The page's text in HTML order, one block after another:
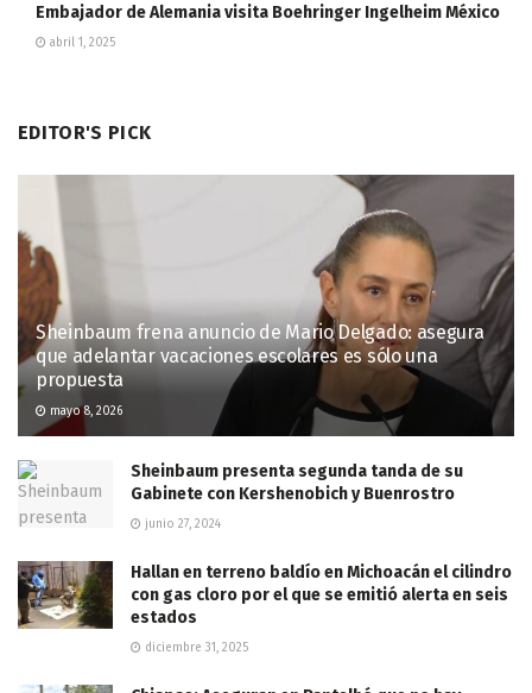
Embajador de Alemania visita Boehringer Ingelheim México
abril 1, 2025
EDITOR'S PICK
Sheinbaum frena anuncio de Mario Delgado: asegura
que adelantar vacaciones escolares es sólo una
propuesta
mayo 8, 2026
Sheinbaum presenta segunda tanda de su
Gabinete con Kershenobich y Buenrostro
junio 27, 2024
Hallan en terreno baldío en Michoacán el cilindro
con gas cloro por el que se emitió alerta en seis
estados
diciembre 31, 2025